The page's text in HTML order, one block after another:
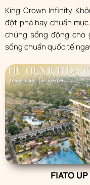
King Crown Infinity
đột phá hay chuẩn
chứng sống động cho
sống chuẩn quốc tế
FIATO